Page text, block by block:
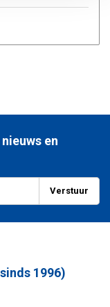
en
Verstuur
1996)